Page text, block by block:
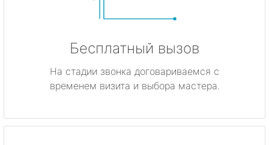
Бесплатный вызов
На стадии звонка договариваемся с
временем визита и выбора мастера.